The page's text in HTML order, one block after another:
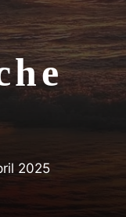
2025